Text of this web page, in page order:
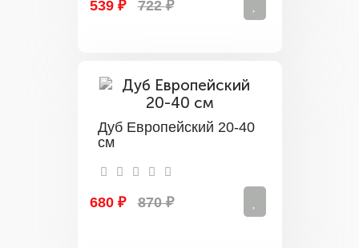
539 ₽ 722 ₽
Дуб Европейский 20-40
см
680 ₽ 870 ₽